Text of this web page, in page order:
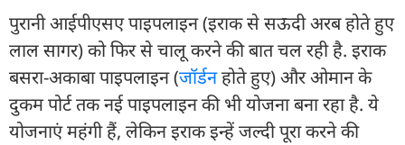
पुरानी आईपीएसए पाइपलाइन (इराक से सऊदी अरब होते हुए
लाल सागर) को फिर से चालू करने की बात चल रही है. इराक
बसरा-अकाबा पाइपलाइन (जॉर्डनहोते हुए) और ओमान के
दुकम पोर्ट तक नई पाइपलाइन की भी योजना बना रहा है. ये
योजनाएं महंगी हैं, लेकिन इराक इन्हें जल्दी पूरा करने की